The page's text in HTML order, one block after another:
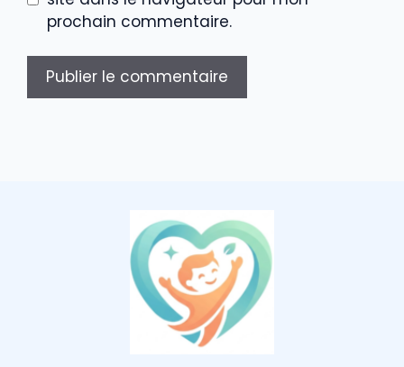
prochain commentaire.